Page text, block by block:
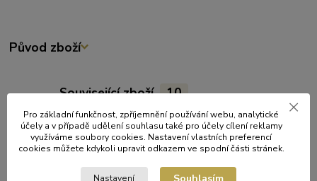
Původ zboží
Související zboží 10
Pro základní funkčnost, zpříjemnění používání webu, analytické
účely a v případě udělení souhlasu také pro účely cílení reklamy
využíváme soubory cookies. Nastavení vlastních preferencí
cookies můžete kdykoli upravit odkazem ve spodní části stránek.
Nastavení